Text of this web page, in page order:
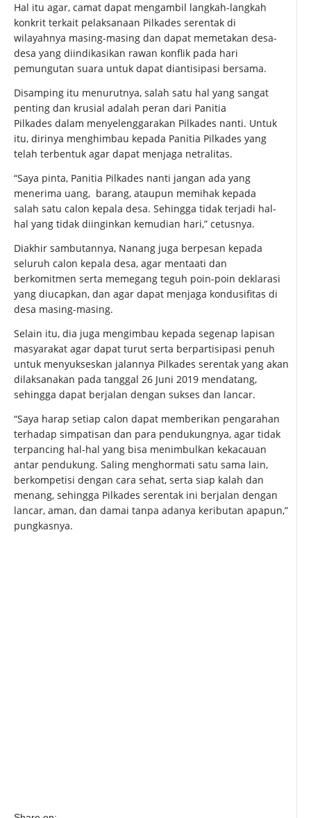
Hal itu agar, camat dapat mengambil langkah-langkah
konkrit terkait pelaksanaan Pilkades serentak di
wilayahnya masing-masing dan dapat memetakan desa-
desa yang diindikasikan rawan konflik pada hari
pemungutan suara untuk dapat diantisipasi bersama.
Disamping itu menurutnya, salah satu hal yang sangat
penting dan krusial adalah peran dari Panitia
Pilkades dalam menyelenggarakan Pilkades nanti. Untuk
itu, dirinya menghimbau kepada Panitia Pilkades yang
telah terbentuk agar dapat menjaga netralitas.
“Saya pinta, Panitia Pilkades nanti jangan ada yang
menerima uang, barang, ataupun memihak kepada
salah satu calon kepala desa. Sehingga tidak terjadi hal-
hal yang tidak diinginkan kemudian hari,” cetusnya.
Diakhir sambutannya, Nanang juga berpesan kepada
seluruh calon kepala desa, agar mentaati dan
berkomitmen serta memegang teguh poin-poin deklarasi
yang diucapkan, dan agar dapat menjaga kondusifitas di
desa masing-masing.
Selain itu, dia juga mengimbau kepada segenap lapisan
masyarakat agar dapat turut serta berpartisipasi penuh
untuk menyukseskan jalannya Pilkades serentak yang akan
dilaksanakan pada tanggal 26 Juni 2019 mendatang,
sehingga dapat berjalan dengan sukses dan lancar.
“Saya harap setiap calon dapat memberikan pengarahan
terhadap simpatisan dan para pendukungnya, agar tidak
terpancing hal-hal yang bisa menimbulkan kekacauan
antar pendukung. Saling menghormati satu sama lain,
berkompetisi dengan cara sehat, serta siap kalah dan
menang, sehingga Pilkades serentak ini berjalan dengan
lancar, aman, dan damai tanpa adanya keributan apapun,”
pungkasnya.